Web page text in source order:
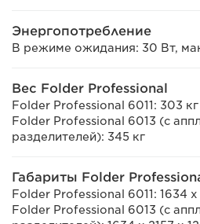
Энергопотребление
В режиме ожидания: 30 Вт,
Вес Folder Professional
Folder Professional 6011: 303 кг
Folder Professional 6013 (с
разделителей): 345 кг
Габариты Folder
Folder Professional 6011: 1634
Folder Professional 6013 (с